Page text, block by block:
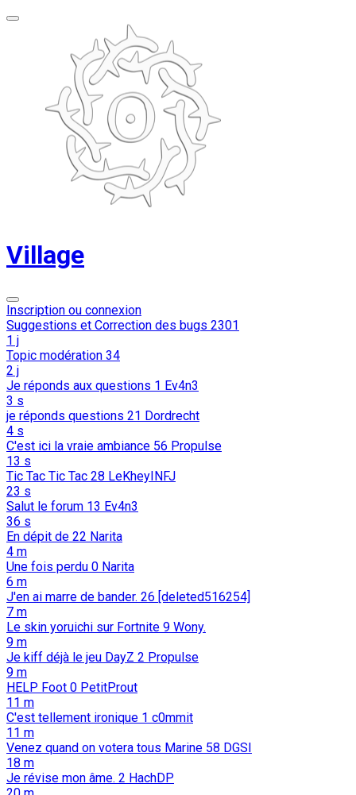
Village
Inscription ou connexion
Suggestions et Correction des bugs 2301
1 j
Topic modération 34
2 j
Je réponds aux questions 1 Ev4n3
3 s
je réponds questions 21 Dordrecht
4 s
C'est ici la vraie ambiance 56 Propulse
13 s
Tic Tac Tic Tac 28 LeKheyINFJ
23 s
Salut le forum 13 Ev4n3
36 s
En dépit de 22 Narita
4 m
Une fois perdu 0 Narita
6 m
J'en ai marre de bander. 26 [deleted516254]
7 m
Le skin yoruichi sur Fortnite 9 Wony.
9 m
Je kiff déjà le jeu DayZ 2 Propulse
9 m
HELP Foot 0 PetitProut
11 m
C'est tellement ironique 1 c0mmit
11 m
Venez quand on votera tous Marine 58 DGSI
18 m
Je révise mon âme. 2 HachDP